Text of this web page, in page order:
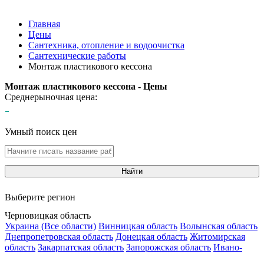
Главная
Цены
Сантехника, отопление и водоочистка
Сантехнические работы
Монтаж пластикового кессона
Монтаж пластикового кессона - Цены
Среднерыночная цена:
-
Умный поиск цен
Найти
Выберите регион
Черновицкая область
Украина (Все области) Винницкая область Волынская область
Днепропетровская область Донецкая область Житомирская
область Закарпатская область Запорожская область Ивано-